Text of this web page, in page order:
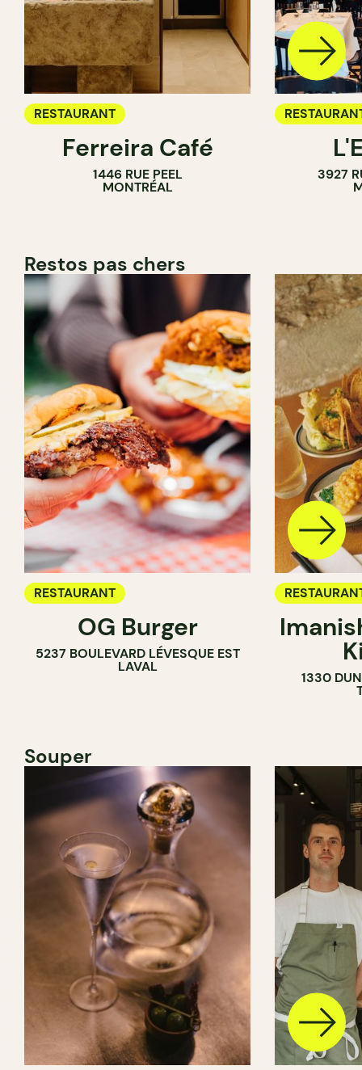
RESTAURANT
Ferreira Café
1446 RUE PEEL
MONTRÉAL
3927
Restos pas chers
RESTAURANT
OG Burger
5237 BOULEVARD LÉVESQUE EST
LAVAL
1330
Souper